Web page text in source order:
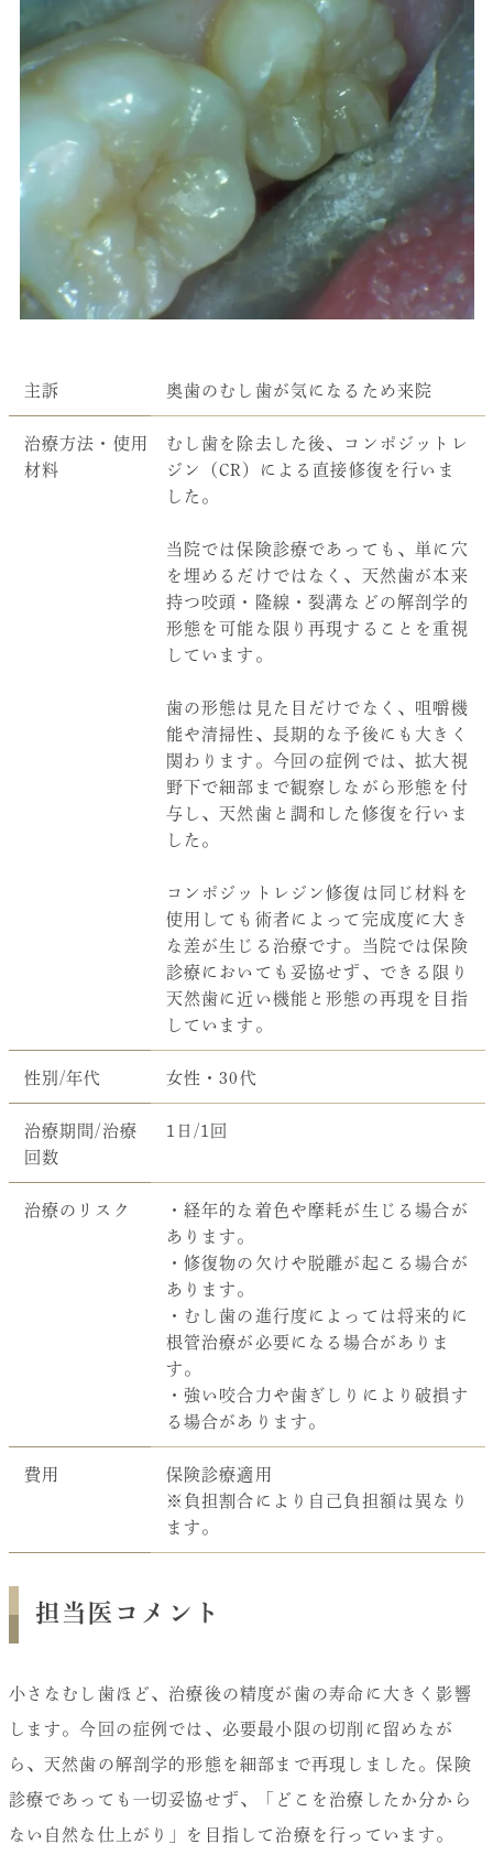
主訴 奥歯のむし歯が気になるため来院
治療方法・使用
材料
むし歯を除去した後、コンポジットレ
ジン（CR）による直接修復を行いま
した。
当院では保険診療であっても、単に穴
を埋めるだけではなく、天然歯が本来
持つ咬頭・隆線・裂溝などの解剖学的
形態を可能な限り再現することを重視
しています。
歯の形態は見た目だけでなく、咀嚼機
能や清掃性、長期的な予後にも大きく
関わります。今回の症例では、拡大視
野下で細部まで観察しながら形態を付
与し、天然歯と調和した修復を行いま
した。
コンポジットレジン修復は同じ材料を
使用しても術者によって完成度に大き
な差が生じる治療です。当院では保険
診療においても妥協せず、できる限り
天然歯に近い機能と形態の再現を目指
しています。
性別/年代 女性・30代
治療期間/治療
回数
1日/1回
治療のリスク
・経年的な着色や摩耗が生じる場合が
あります。
・修復物の欠けや脱離が起こる場合が
あります。
・むし歯の進行度によっては将来的に
根管治療が必要になる場合がありま
す。
・強い咬合力や歯ぎしりにより破損す
る場合があります。
費用
保険診療適用
※負担割合により自己負担額は異なり
ます。
担当医コメント
小さなむし歯ほど、治療後の精度が歯の寿命に大きく影響
します。今回の症例では、必要最小限の切削に留めなが
ら、天然歯の解剖学的形態を細部まで再現しました。保険
診療であっても一切妥協せず、「どこを治療したか分から
ない自然な仕上がり」を目指して治療を行っています。